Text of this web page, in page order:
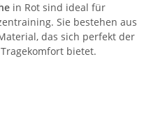
in Rot sind ideal für
Sie bestehen aus
das sich perfekt der
bietet.